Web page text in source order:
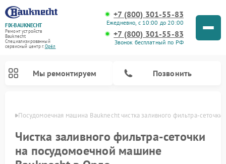
FIX-BAUKNECHT
Ремонт устройств
Bauknecht
Специализированный
cервисный центр г.Орёл
+7 (800) 301-55-83
Ежедневно, с 10:00 до 20:00
+7 (800) 301-55-83
Звонок бесплатный по РФ
Мы ремонтируем Позвонить
Посудомоечная машина Bauknecht чистка заливного фильтра-сеточки
Чистка заливного фильтра-сеточки
на посудомоечной машине